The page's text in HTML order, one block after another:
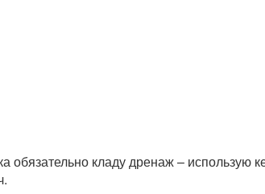
обязательно кладу дренаж – использую